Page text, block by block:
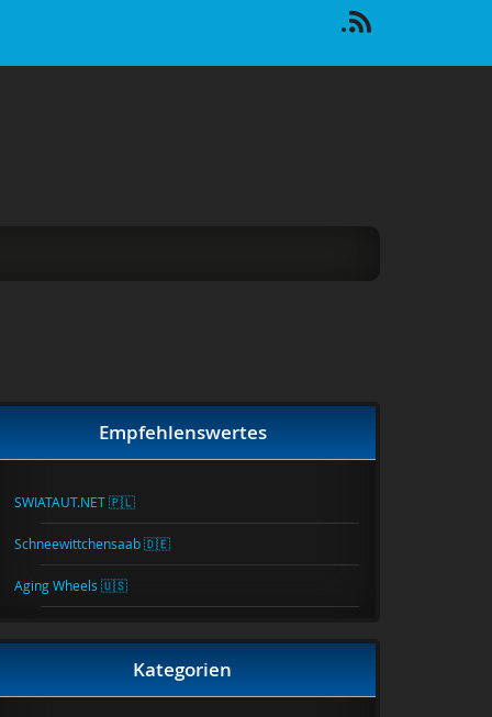
Empfehlenswertes
SWIATAUT.NET 🇵🇱
Schneewittchensaab 🇩🇪
Aging Wheels 🇺🇸
Kategorien